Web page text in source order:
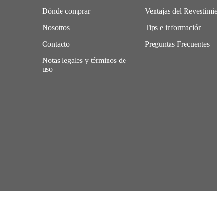
Dónde comprar
Nosotros
Contacto
Notas legales y términos de
uso
Ventajas del
Tips e información
Preguntas Frecuentes